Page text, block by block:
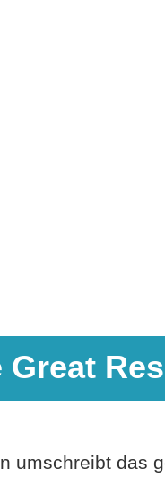
Great
umschreibt das